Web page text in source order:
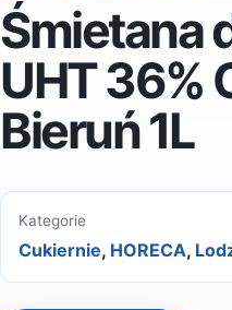
Śmietana
UHT 36%
Bieruń 1L
Kategorie
Cukiernie, HORECA,